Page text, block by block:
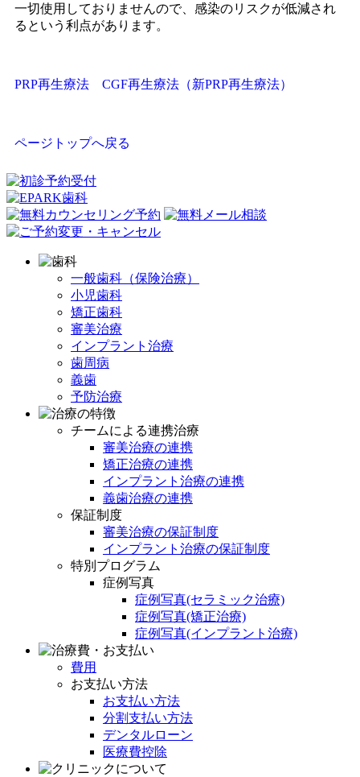
一切使用しておりませんので、感染のリスクが低減され
るという利点があります。
PRP再生療法 CGF再生療法（新PRP再生療法）
ページトップへ戻る
一般歯科（保険治療）
小児歯科
矯正歯科
審美治療
インプラント治療
歯周病
義歯
予防治療
チームによる連携治療
審美治療の連携
矯正治療の連携
インプラント治療の連携
義歯治療の連携
保証制度
審美治療の保証制度
インプラント治療の保証制度
特別プログラム
症例写真
症例写真(セラミック治療)
症例写真(矯正治療)
症例写真(インプラント治療)
費用
お支払い方法
お支払い方法
分割支払い方法
デンタルローン
医療費控除